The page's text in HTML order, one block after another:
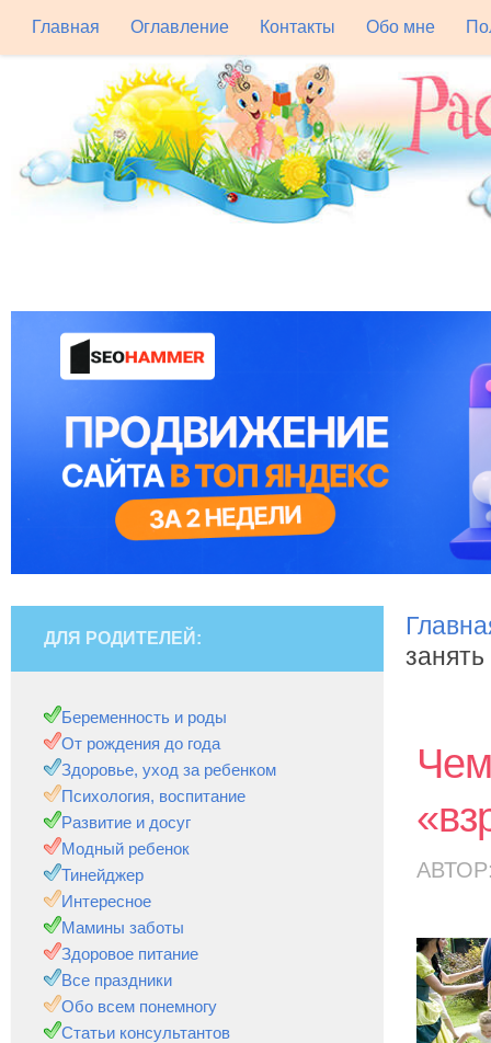
Главная Оглавление Контакты Обо мне
ДЛЯ РОДИТЕЛЕЙ:
Беременность и роды
От рождения до года
Здоровье, уход за ребенком
Психология, воспитание
Развитие и досуг
Модный ребенок
Тинейджер
Интересное
Мамины заботы
Здоровое питание
Все праздники
Обо всем понемногу
Статьи консультантов